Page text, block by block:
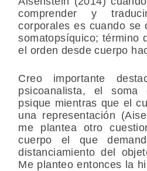
comprender y
corporales es cuando se
somatopsíquico; término
el orden desde cuerpo
Creo importante
psicoanalista, el
psique mientras que el
una representación
me plantea otro
cuerpo el que
distanciamiento del
Me planteo entonces la